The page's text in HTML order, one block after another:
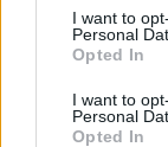
I want to
Personal
Opted In
I want to
Personal
Opted In
τ. ΕΤΑΑ 1,2
τ. ΕΤΑΠ-
τ. ΕΤΕΑΕΠ
Φορείς